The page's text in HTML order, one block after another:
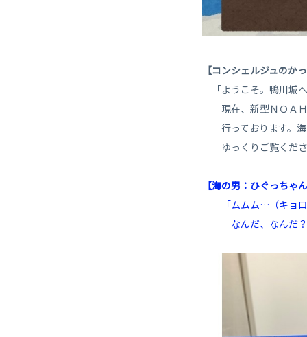
【コンシェルジュのか
「ようこそ。鴨川城
現在、新型ＮＯＡＨ
行っております。海
ゆっくりご覧くださ
【海の男：ひぐっちゃ
「ムムム…（キョロ
なんだ、なんだ？